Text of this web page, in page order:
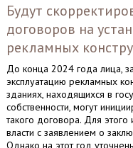
Будут
договоров на
рекламных
До конца 2024 года лица,
эксплуатацию рекламных
зданиях, находящихся в
собственности, могут
такого договора. Для этого
власти с заявлением о
Однако на этот год